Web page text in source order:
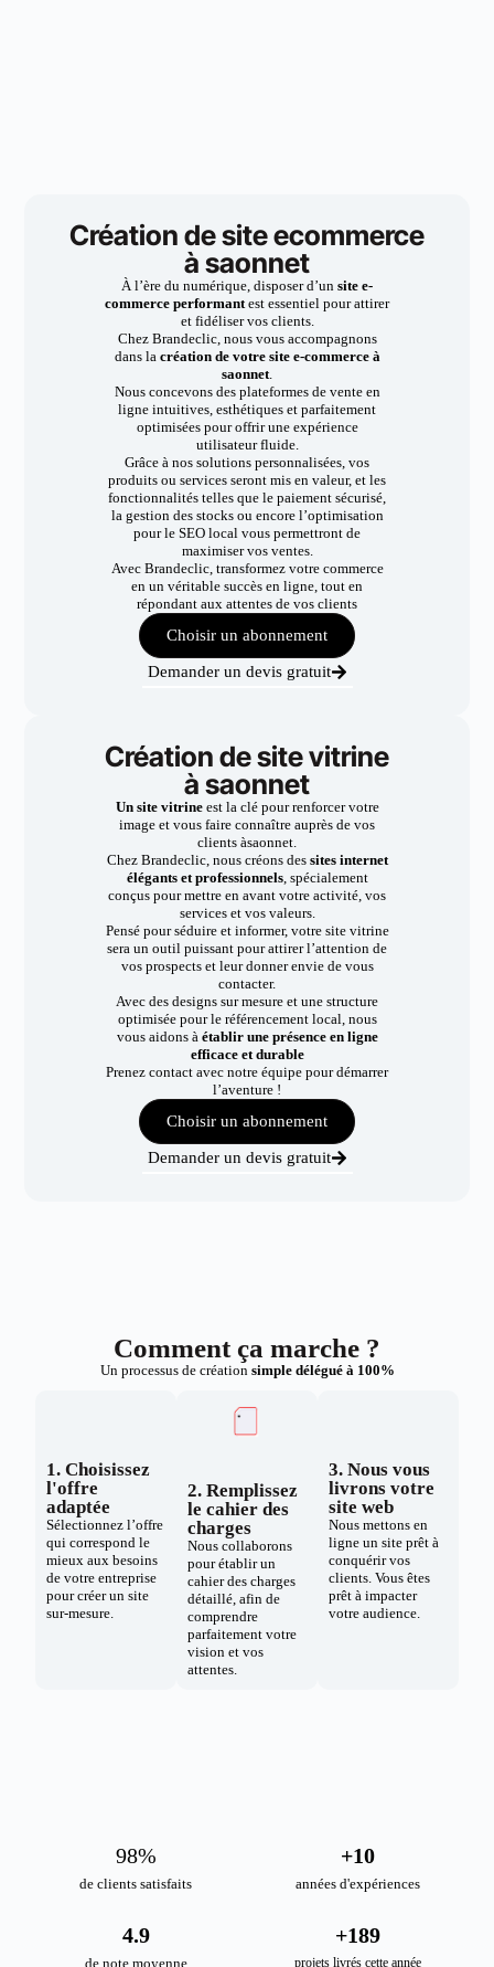
Création de site ecommerce
à saonnet
À l’ère du numérique, disposer d’un site e-
commerce performantest essentiel pour attirer
et fidéliser vos clients.
Chez Brandeclic, nous vous accompagnons
dans la création de votre site e-commerce à
saonnet.
Nous concevons des plateformes de vente en
ligne intuitives, esthétiques et parfaitement
optimisées pour offrir une expérience
utilisateur fluide.
Grâce à nos solutions personnalisées, vos
produits ou services seront mis en valeur, et les
fonctionnalités telles que le paiement sécurisé,
la gestion des stocks ou encore l’optimisation
pour le SEO local vous permettront de
maximiser vos ventes.
Avec Brandeclic, transformez votre commerce
en un véritable succès en ligne, tout en
répondant aux attentes de vos clients
Choisir un abonnement
Demander un devis gratuit
Création de site vitrine
à saonnet
Un site vitrineest la clé pour renforcer votre
image et vous faire connaître auprès de vos
clients àsaonnet.
Chez Brandeclic, nous créons dessites internet
élégants et professionnels, spécialement
conçus pour mettre en avant votre activité, vos
services et vos valeurs.
Pensé pour séduire et informer, votre site vitrine
sera un outil puissant pour attirer l’attention de
vos prospects et leur donner envie de vous
contacter.
Avec des designs sur mesure et une structure
optimisée pour le référencement local, nous
vous aidons à établir une présence en ligne
efficace et durable
Prenez contact avec notre équipe pour démarrer
l’aventure !
Choisir un abonnement
Demander un devis gratuit
Comment ça marche ?
Un processus de création simple délégué à 100%
1. Choisissez
l'offre
adaptée
Sélectionnez l’offre
qui correspond le
mieux aux besoins
de votre entreprise
pour créer un site
sur-mesure.
2. Remplissez
le cahier des
charges
Nous collaborons
pour établir un
cahier des charges
détaillé, afin de
comprendre
parfaitement votre
vision et vos
attentes.
3. Nous vous
livrons votre
site web
Nous mettons en
ligne un site prêt à
conquérir vos
clients. Vous êtes
prêt à impacter
votre audience.
de clients satisfaits
98%
années d'expériences
+10
de note moyenne
4.9
projets livrés cette année
+189